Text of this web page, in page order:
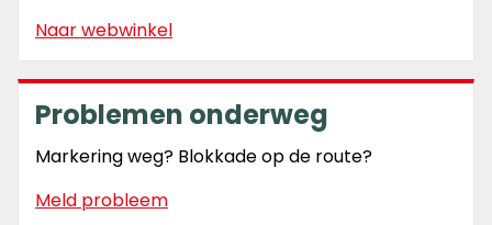
Naar webwinkel
Problemen onderweg
Markering weg? Blokkade op de route?
Meld probleem